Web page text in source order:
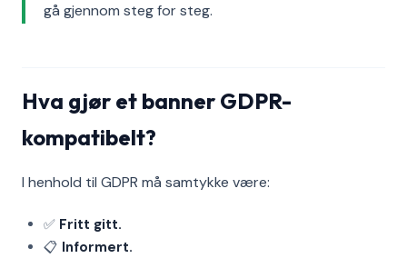
gå gjennom steg for steg.
Hva gjør et banner GDPR-
kompatibelt?
I henhold til GDPR må samtykke være:
✅ Fritt gitt.
📋 Informert.